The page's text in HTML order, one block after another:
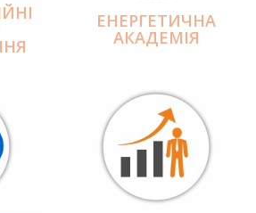
ЕНЕРГЕТИЧНА
АКАДЕМІЯ